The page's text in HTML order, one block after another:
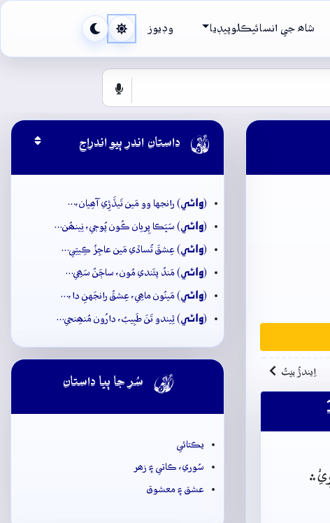
شاھ جي انسائيڪلوپيڊيا وڊيوز
اِيندڙُ بيتُ
 داستان اندر ٻيو اندراج
(وائِي) رانجها وو مَين تَيڏَڙِي آھِيان،…
(وائِي) سَڀَڪا پِريان ڪُون پُوڄي، نِينھُن…
(وائِي) عِشقَ تُساڏي مَين عاجِزُ ڪِيتِي…
(وائِي) مَندُ پئَندي مُون، ساڄَنُ سَھِي…
(وائِي) مَينُون ماھِي، عِشقُ رانجَهنِ دا،…
(وائِي) ٿِيندو تَنَ طَبِيبُ، دارُون مُنھِنجي…
 سُر جا ٻيا داستان
يڪتائي
سُوري، ڪاتي ۽ زھر
عشق ۽ معشوق